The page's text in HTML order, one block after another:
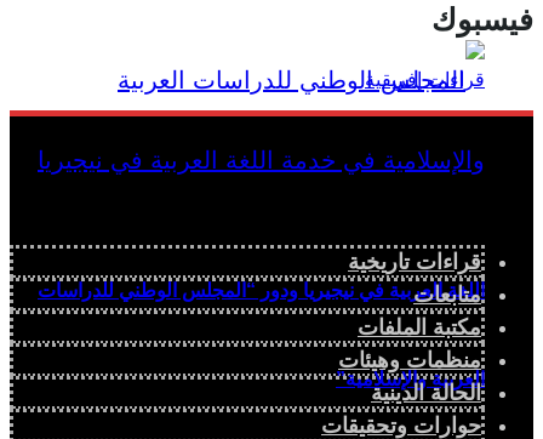
اللغة العربية في نيجيريا ودور “المجلس الوطني للدراسات
العربية والإسلامية”
فيسبوك
قراءات تاريخية
متابعات
مكتبة الملفات
منظمات وهيئات
الحالة الدينية
حوارات وتحقيقات